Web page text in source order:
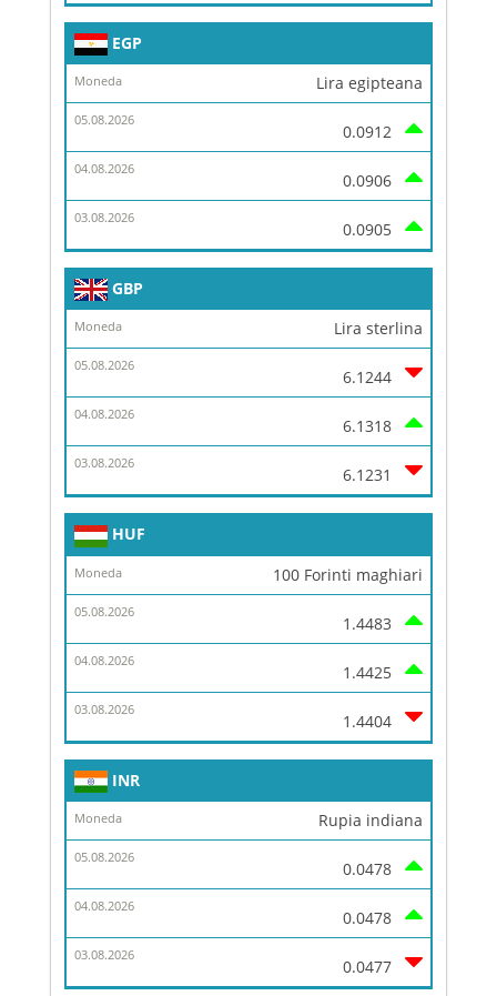
EGP
Lira egipteana
0.0912
0.0906
0.0905
GBP
Lira sterlina
6.1244
6.1318
6.1231
HUF
100 Forinti maghiari
1.4483
1.4425
1.4404
INR
Rupia indiana
0.0478
0.0478
0.0477